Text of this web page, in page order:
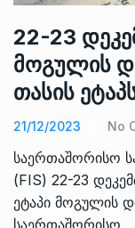
22-23
მოგულის
თასის
21/12/2023 No
საერთაშორისო
(FIS) 22-23
ეტაპი მოგულის
საერთაშორისო